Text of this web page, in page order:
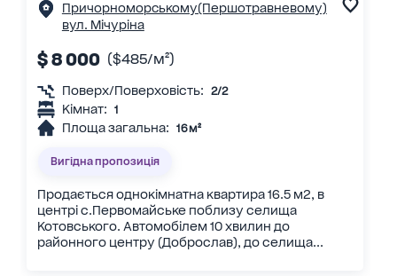
Причорноморському(Першотравневому)
вул. Мічуріна
$ 8 000 ($485/м²)
Поверх/Поверховість: 2/2
Кімнат: 1
Площа загальна: 16 м²
Вигідна пропозиція
Продається однокімнатна квартира 16.5 м2, в
центрі с.Первомайське поблизу селища
Котовського. Автомобілем 10 хвилин до
районного центру (Доброслав), до селища...